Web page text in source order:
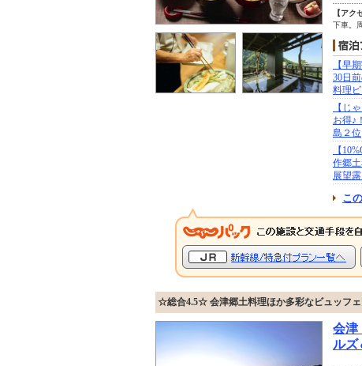
【アク
下車。
【早
30日
料理
【じ
お得♪
島２位
【
作郷
展望
こ
☆総合4.5☆ 会津郷土料理ほか多彩なビュッフ
会
ルズ